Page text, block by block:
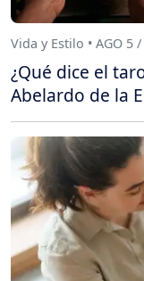
Vida y Estilo • AGO 5
¿Qué dice el
Abelardo de la